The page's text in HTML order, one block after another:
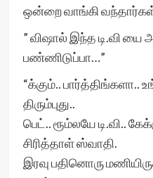
ஒன்றை வாங்கி
” விஷால் இந்த டி.வி யை
பண்ணிடுப்பா…”
“க்கும்.. பார்த்திங்களா..
திரும்புது..
பெட்.. ரூம்லயே டி.வி..
சிரித்தாள் ஸ்வாதி.
இரவு பதினொரு